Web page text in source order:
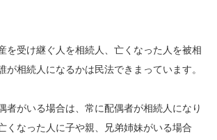
を受け継ぐ人を相続人、亡くなった人を被相
が相続人になるかは民法できまっています。
者がいる場合は、常に配偶者が相続人になり
くなった人に子や親、兄弟姉妹がいる場合